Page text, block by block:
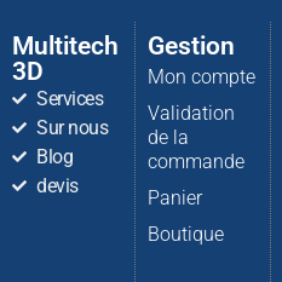
Multitech
3D
Services
Sur nous
Blog
devis
Gestion
Mon compte
Validation
de la
commande
Panier
Boutique